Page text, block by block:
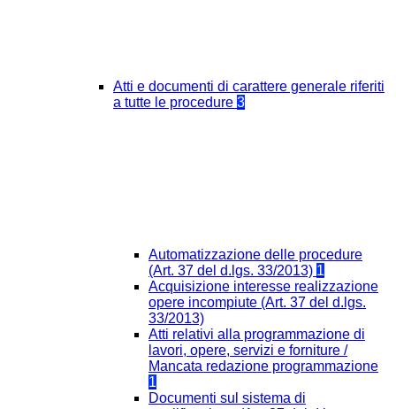
Atti e documenti di carattere generale riferiti
a tutte le procedure 3
Automatizzazione delle procedure
(Art. 37 del d.lgs. 33/2013) 1
Acquisizione interesse realizzazione
opere incompiute (Art. 37 del d.lgs.
33/2013)
Atti relativi alla programmazione di
lavori, opere, servizi e forniture /
Mancata redazione programmazione
1
Documenti sul sistema di